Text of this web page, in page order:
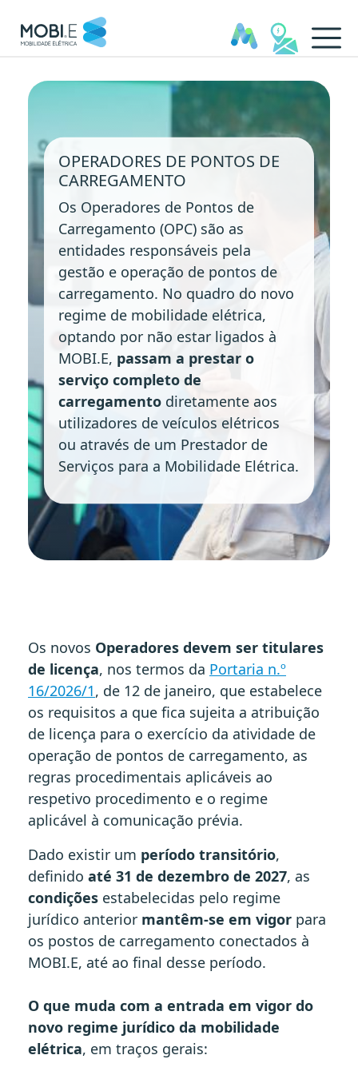
OPERADORES DE PONTOS DE
CARREGAMENTO
Os Operadores de Pontos de
Carregamento (OPC) são as
entidades responsáveis pela
gestão e operação de pontos de
carregamento. No quadro do novo
regime de mobilidade elétrica,
optando por não estar ligados à
MOBI.E, passam a prestar o
serviço completo de
carregamento diretamente aos
utilizadores de veículos elétricos
ou através de um Prestador de
Serviços para a Mobilidade Elétrica.
Os novos Operadores devem ser titulares
de licença, nos termos da Portaria n.º
16/2026/1, de 12 de janeiro, que estabelece
os requisitos a que fica sujeita a atribuição
de licença para o exercício da atividade de
operação de pontos de carregamento, as
regras procedimentais aplicáveis ao
respetivo procedimento e o regime
aplicável à comunicação prévia.
Dado existir um período transitório,
definido até 31 de dezembro de 2027, as
condições estabelecidas pelo regime
jurídico anterior mantêm-se em vigor para
os postos de carregamento conectados à
MOBI.E, até ao final desse período.
O que muda com a entrada em vigor do
novo regime jurídico da mobilidade
elétrica, em traços gerais: